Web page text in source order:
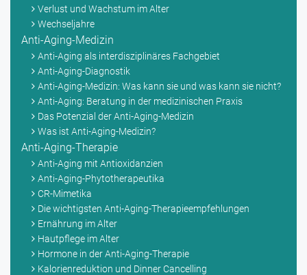
Verlust und Wachstum im Alter
Wechseljahre
Anti-Aging-Medizin
Anti-Aging als interdisziplinäres Fachgebiet
Anti-Aging-Diagnostik
Anti-Aging-Medizin: Was kann sie und was kann sie nicht?
Anti-Aging: Beratung in der medizinischen Praxis
Das Potenzial der Anti-Aging-Medizin
Was ist Anti-Aging-Medizin?
Anti-Aging-Therapie
Anti-Aging mit Antioxidanzien
Anti-Aging-Phytotherapeutika
CR-Mimetika
Die wichtigsten Anti-Aging-Therapieempfehlungen
Ernährung im Alter
Hautpflege im Alter
Hormone in der Anti-Aging-Therapie
Kalorienreduktion und Dinner Cancelling